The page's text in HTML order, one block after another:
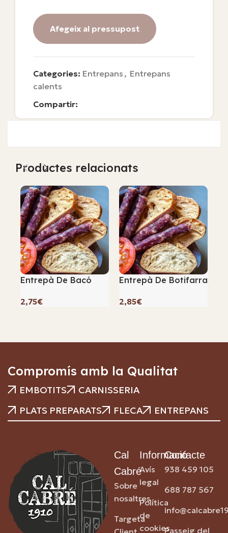
Afegeix al pressupost
Categories: Entrepans , Entrepans
calents
Compartir:
Productes relacionats
Entrepà De Bacó
€
Entrepà De Botifarra
€
Compromís amb la Qualitat
EMBOTITS
CARNISSERIA
PLATS PREPARATS
FLECA ENTREPANS
Cal
Cabré
Sobre
nosaltres
Targeta
Informació
Avís
legal
Política
de
cookies
Contacte
938 459 105
688 787 567
Passeig del